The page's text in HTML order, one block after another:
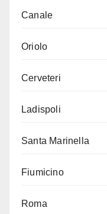
Canale
Oriolo
Cerveteri
Ladispoli
Santa Marinella
Fiumicino
Roma